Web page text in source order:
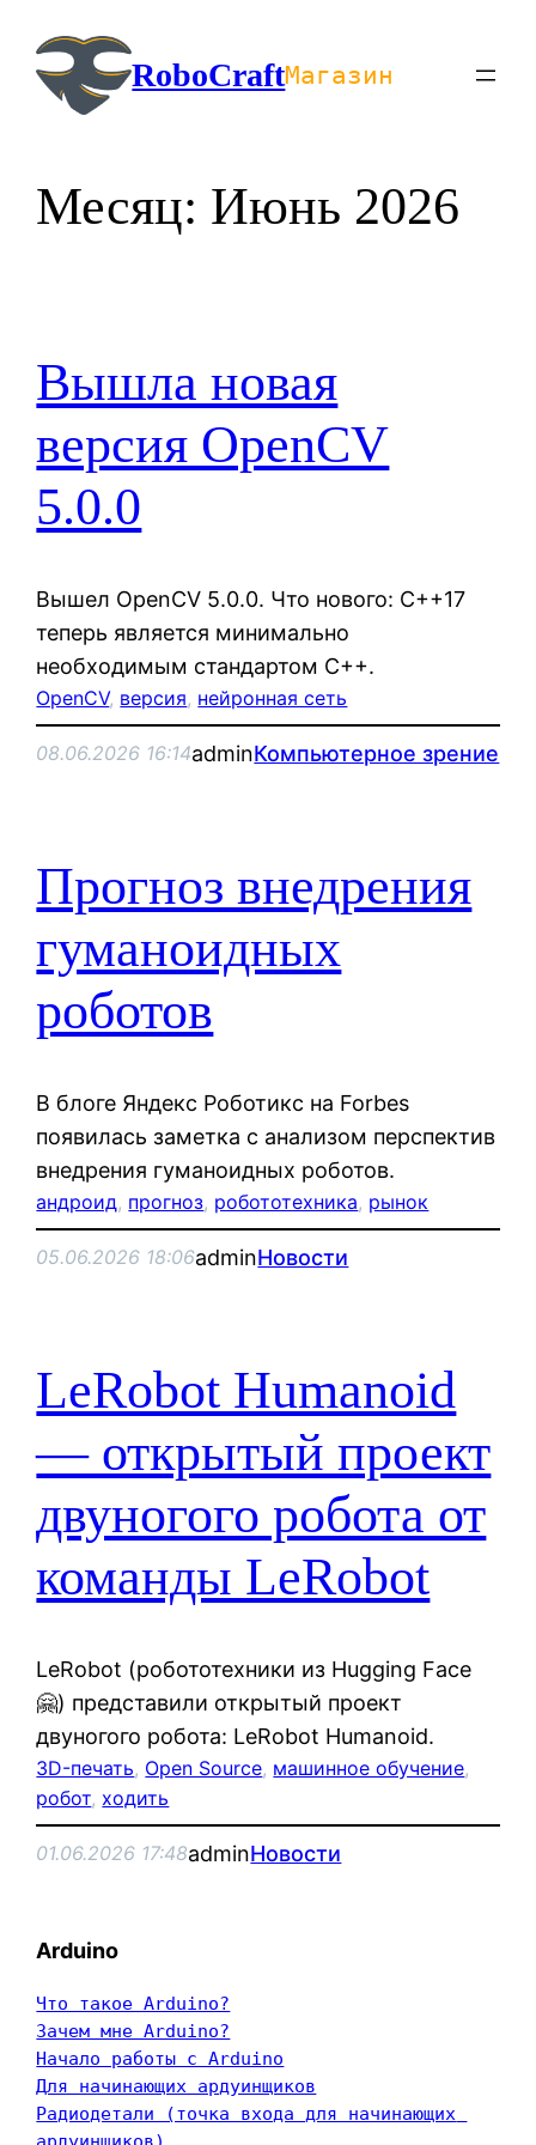
содержимомуRoboCraftМагазин
Месяц: Июнь 2026
Вышла новая
версия OpenCV
5.0.0
Вышел OpenCV 5.0.0. Что нового: C++17
теперь является минимально
необходимым стандартом C++.
OpenCV, версия, нейронная сеть
08.06.2026 16:14adminКомпьютерное зрение
Прогноз внедрения
гуманоидных
роботов
В блоге Яндекс Роботикс на Forbes
появилась заметка с анализом перспектив
внедрения гуманоидных роботов.
андроид, прогноз, робототехника, рынок
05.06.2026 18:06adminНовости
LeRobot Humanoid
— открытый проект
двуногого робота от
команды LeRobot
LeRobot (робототехники из Hugging Face
🤗) представили открытый проект
двуногого робота: LeRobot Humanoid.
3D-печать, Open Source, машинное обучение
робот, ходить
01.06.2026 17:48adminНовости
Arduino
Что такое Arduino?
Зачем мне Arduino?
Начало работы с Arduino
Для начинающих ардуинщиков
Радиодетали (точка входа для начинающих
ардуинщиков)